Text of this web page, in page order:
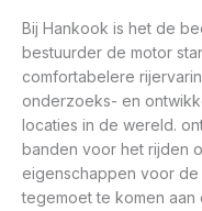
Bij Hankook is het de
bestuurder de motor
comfortabelere
onderzoeks- en
locaties in de wereld.
banden voor het rijden
eigenschappen voor de
tegemoet te komen